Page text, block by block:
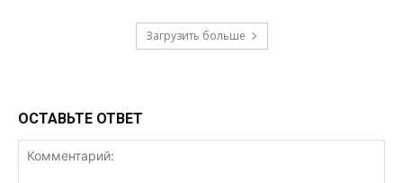
Загрузить больше
ОСТАВЬТЕ ОТВЕТ